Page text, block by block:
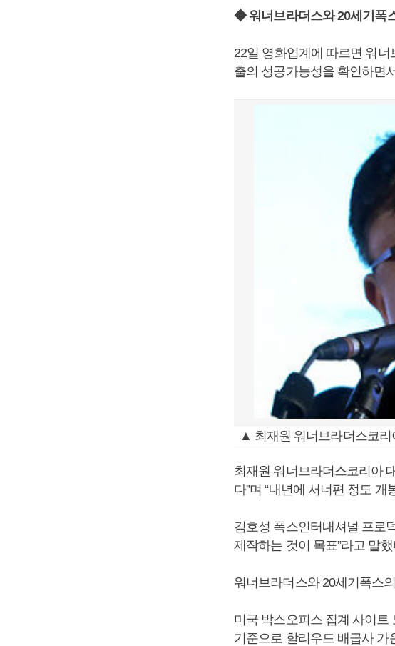
◆ 워너브라더스와 20세기폭
22일 영화업계에 따르면 워너
출의 성공가능성을 확인하면
▲ 최재원 워너브라더스코리
최재원 워너브라더스코리아
다”며 “내년에 서너편 정도 개
김호성 폭스인터내셔널 프로
제작하는 것이 목표”라고 말
워너브라더스와 20세기폭스
미국 박스오피스 집계 사이트
기준으로 할리우드 배급사 가